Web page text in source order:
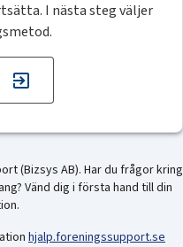
I nästa steg väljer
(Bizsys AB). Har du frågor kring
Vänd dig i första hand till din
hjalp.foreningssupport.se